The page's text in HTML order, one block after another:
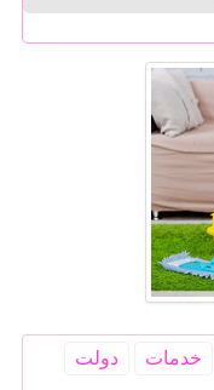
خدمات
دولت